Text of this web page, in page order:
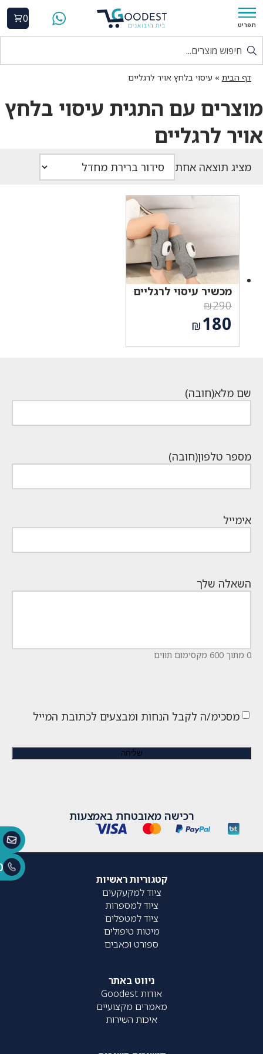
תפריט
0
דף הבית » עיסוי בלחץ אויר לרגליים
מוצרים עם התגית עיסוי בלחץ
אויר לרגליים
מציג תוצאה אחת
מכשיר עיסוי לרגליים
₪290
המחיר
המקורי
היה:
₪180
שם מלא(חובה)
מספר טלפון(חובה)
אימייל
השאלה שלך
0 מתוך 600 מקסימום תווים
מסכימ/ה לקבל הנחות ומבצעים לכתובת המייל
רכישה מאובטחת באמצעות
קטגוריות ראשיות
ציוד למקעקעים
ציוד למספרות
ציוד למטפלים
מיטות טיפולים
ספורט וכאבים
ניווט באתר
אודות Goodest
מאמרים מקצועיים
איכות השירות